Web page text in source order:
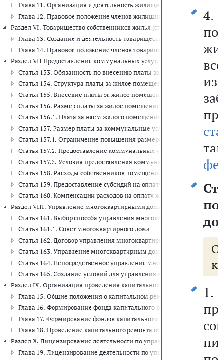
Глава 11. Организация и деятельность жилищных и жилищно-
Глава 12. Правовое положение членов жилищных кооперативов
Раздел VI. Товарищество собственников жилья (ст. 135 - 152)
Глава 13. Создание и деятельность товарищества собственников
Глава 14. Правовое положение членов товарищества
Раздел VII Предоставление коммунальных услуг. Плата за жилое
Статья 153. Обязанность по внесению платы за жилое
Статья 154. Структура платы за жилое помещение и
Статья 155. Внесение платы за жилое помещение и
Статья 156. Размер платы за жилое помещение
Статья 156.1. Плата за наем жилого помещения по договору
Статья 157. Размер платы за коммунальные услуги
Статья 157.1. Ограничение повышения размера вносимой
Статья 157.2. Предоставление коммунальных услуг
Статья 157.3. Условия предоставления коммунальной услуги
Статья 158. Расходы собственников помещений в
Статья 159. Предоставление субсидий на оплату жилого
Статья 160. Компенсации расходов на оплату жилых помещений
Раздел VIII. Управление многоквартирными домами (ст. 161 - 165)
Статья 161. Выбор способа управления многоквартирным
Статья 161.1. Совет многоквартирного дома
Статья 162. Договор управления многоквартирным домом
Статья 163. Управление многоквартирным домом, находящимся
Статья 164. Непосредственное управление многоквартирным
Статья 165. Создание условий для управления
Раздел IX. Организация проведения капитального ремонта общего
Глава 15. Общие положения о капитальном ремонте общего
Глава 16. Формирование фонда капитального ремонта на
Глава 17. Формирование фондов капитального ремонта
Глава 18. Проведение капитального ремонта общего имущества
Раздел X. Лицензирование деятельности по управлению
Глава 19. Лицензирование деятельности по управлению